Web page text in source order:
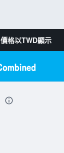
價格以TWD顯示